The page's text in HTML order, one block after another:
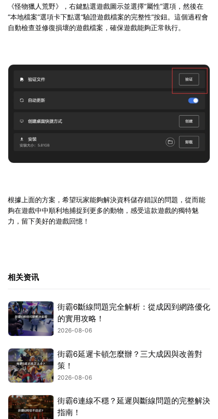
《怪物獵人荒野》，右鍵點選遊戲圖示並選擇“屬性”選項，然後在
“本地檔案”選項卡下點選“驗證遊戲檔案的完整性”按鈕。這個過程會
自動檢查並修復損壞的遊戲檔案，確保遊戲能夠正常執行。
根據上面的方案，希望玩家能夠解決資料儲存錯誤的問題，從而能
夠在遊戲中中順利地捕捉到更多的動物，感受這款遊戲的獨特魅
力，留下美好的遊戲回憶！
相关资讯
街霸6斷線問題完全解析：從成因到網路優化
的實用攻略！
2026-08-06
街霸6延遲卡頓怎麼辦？三大成因與改善對
策！
2026-08-06
街霸6連線不穩？延遲與斷線問題的完整解決
指南！